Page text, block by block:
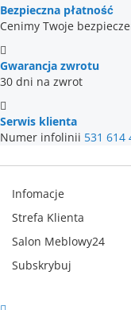
Bezpieczna płatność
Cenimy Twoje
Gwarancja zwrotu
30 dni na zwrot
Serwis klienta
Numer infolinii 531 614
Infomacje
Strefa Klienta
Salon Meblowy24
Subskrybuj